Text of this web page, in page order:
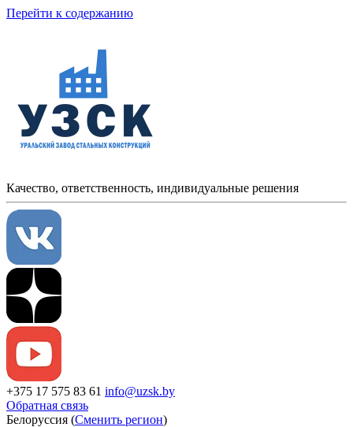
Перейти к содержанию
Качество, ответственность, индивидуальные решения
+375 17 575 83 61 info@uzsk.by
Обратная связь
Белоруссия (Сменить регион)